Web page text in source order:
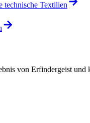
technische Textilien
von Erfindergeist